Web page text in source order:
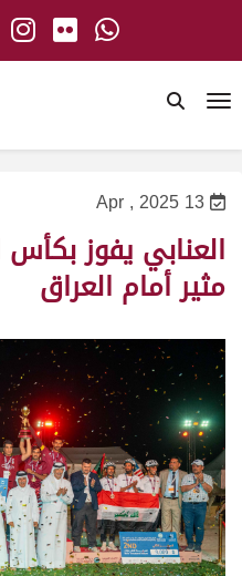
13 Apr , 2025
العنابي يفوز
مثير أمام العراق